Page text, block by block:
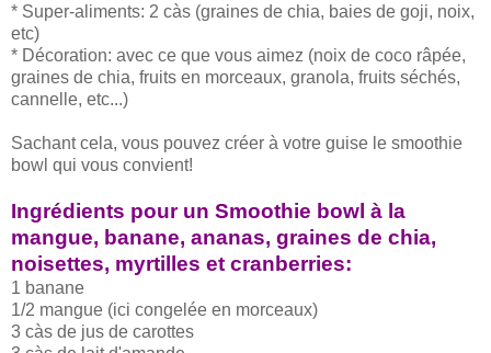
* Super-aliments: 2 càs (graines de chia, baies de goji, noix,
etc)
* Décoration: avec ce que vous aimez (noix de coco râpée,
graines de chia, fruits en morceaux, granola, fruits séchés,
cannelle, etc...)
Sachant cela, vous pouvez créer à votre guise le smoothie
bowl qui vous convient!
Ingrédients pour un Smoothie bowl à la
mangue, banane, ananas, graines de chia,
noisettes, myrtilles et cranberries:
1 banane
1/2 mangue (ici congelée en morceaux)
3 càs de jus de carottes